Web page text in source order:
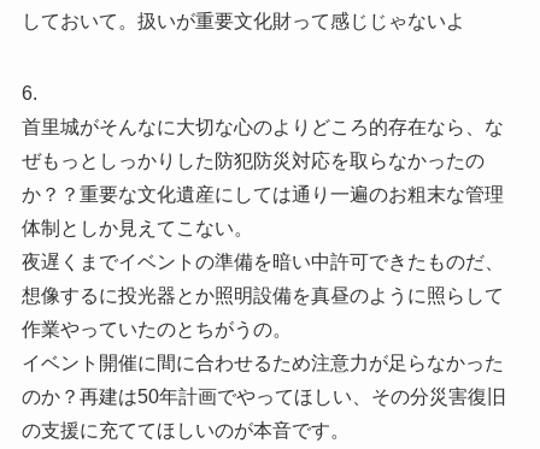
しておいて。扱いが重要文化財って感じじゃないよ
6.
首里城がそんなに大切な心のよりどころ的存在なら、な
ぜもっとしっかりした防犯防災対応を取らなかったの
か？？重要な文化遺産にしては通り一遍のお粗末な管理
体制としか見えてこない。
夜遅くまでイベントの準備を暗い中許可できたものだ、
想像するに投光器とか照明設備を真昼のように照らして
作業やっていたのとちがうの。
イベント開催に間に合わせるため注意力が足らなかった
のか？再建は50年計画でやってほしい、その分災害復旧
の支援に充ててほしいのが本音です。